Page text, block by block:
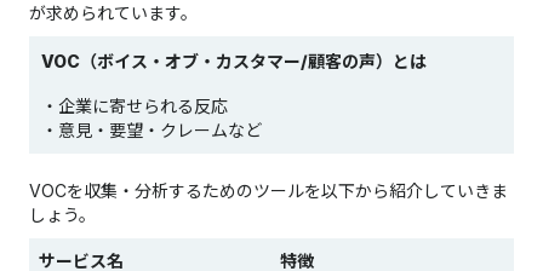
が求められています。
VOC（ボイス・オブ・カスタマー/顧客の声）とは
・企業に寄せられる反応
・意見・要望・クレームなど
VOCを収集・分析するためのツールを以下から紹介していきま
しょう。
サービス名 特徴